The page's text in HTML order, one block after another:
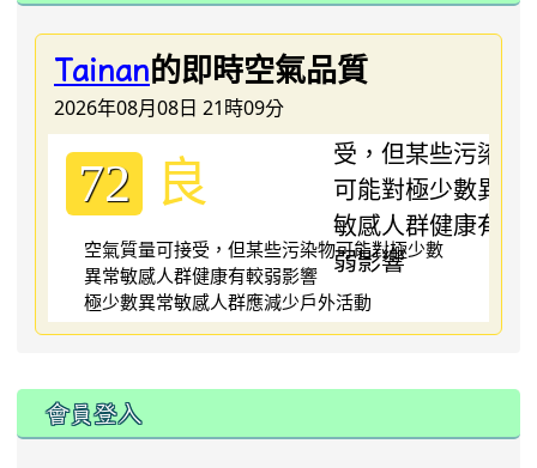
Tainan的即時空氣品質
2026年08月08日 21時09分
72 良
空氣質量可接受，但某些污染物可能對極少數
異常敏感人群健康有較弱影響
極少數異常敏感人群應減少戶外活動
:::
會員登入